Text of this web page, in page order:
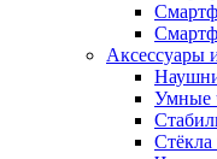
Аксессуары
Умные